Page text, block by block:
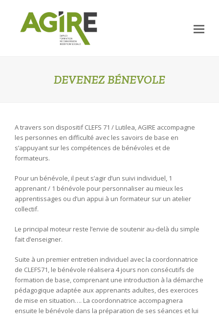
DEVENEZ BÉNEVOLE
A travers son dispositif CLEFS 71 / Lutilea, AGIRE accompagne
les personnes en difficulté avec les savoirs de base en
s’appuyant sur les compétences de bénévoles et de
formateurs.
Pour un bénévole, il peut s’agir d’un suivi individuel, 1
apprenant / 1 bénévole pour personnaliser au mieux les
apprentissages ou d’un appui à un formateur sur un atelier
collectif.
Le principal moteur reste l’envie de soutenir au-delà du simple
fait d’enseigner.
Suite à un premier entretien individuel avec la coordonnatrice
de CLEFS71, le bénévole réalisera 4 jours non consécutifs de
formation de base, comprenant une introduction à la démarche
pédagogique adaptée aux apprenants adultes, des exercices
de mise en situation…. La coordonnatrice accompagnera
ensuite le bénévole dans la préparation de ses séances et lui